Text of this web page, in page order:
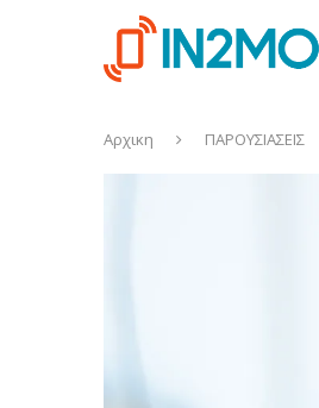
Αρχικη ΠΑΡΟΥΣΙΑΣΕΙΣ